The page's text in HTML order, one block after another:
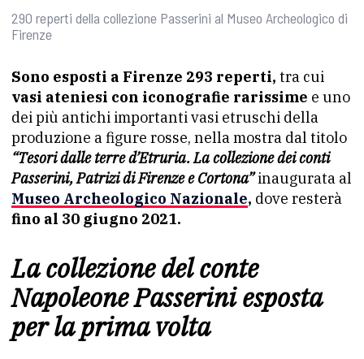
290 reperti della collezione Passerini al Museo Archeologico di
Firenze
Sono esposti a Firenze 293 reperti, tra cui
vasi ateniesi con iconografie rarissime e uno
dei più antichi importanti vasi etruschi della
produzione a figure rosse, nella mostra dal titolo
“Tesori dalle terre d’Etruria. La collezione dei conti
Passerini, Patrizi di Firenze e Cortona”inaugurata al
Museo Archeologico Nazionale, dove resterà
fino al 30 giugno 2021.
La collezione del conte
Napoleone Passerini esposta
per la prima volta